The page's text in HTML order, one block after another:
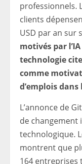
professionnels.
clients
USD par an sur
motivés par
technologie
comme
d’emplois dans
L’annonce de
de changement
technologique.
montrent que
164 entreprises